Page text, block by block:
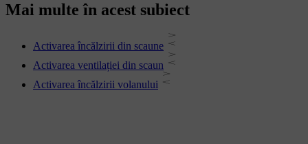
Mai multe în acest subiect
Activarea încălzirii din scaune
Activarea ventilației din scaun
Activarea încălzirii volanului